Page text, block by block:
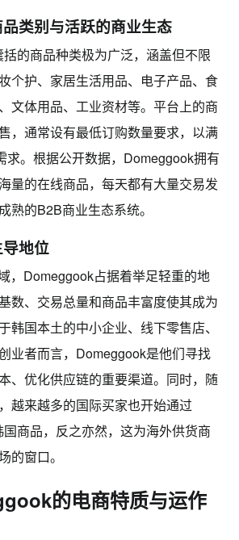
类别与活跃的商业生态
的商品种类极为广泛，涵盖但不限
个护、家居生活用品、电子产品、食
文体用品、工业资材等。平台上的商
，通常设有最低订购数量要求，以满
求。根据公开数据，Domeggook拥有
量的在线商品，每天都有大量交易发
熟的B2B商业生态系统。
地位
，Domeggook占据着举足轻重的地
数、交易总量和商品丰富度使其成为
韩国本土的中小企业、线下零售店、
业者而言，Domeggook是他们寻找
、优化供应链的重要渠道。同时，随
越来越多的国际买家也开始通过
商品，反之亦然，这为海外供货商
的窗口。
的电商特质与运作